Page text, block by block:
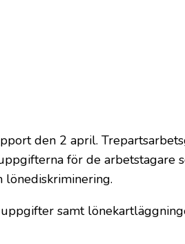
den 2 april.
för de arbetstagare
lönediskriminering.
samt